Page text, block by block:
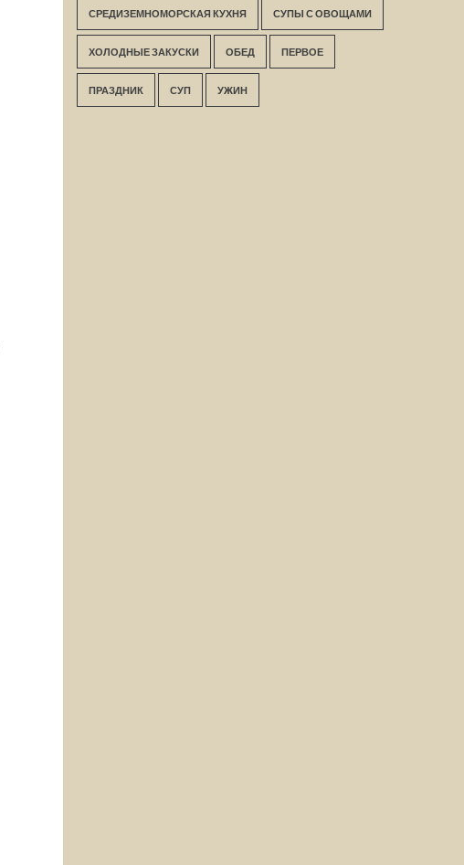
СРЕДИЗЕМНОМОРСКАЯ КУХНЯ СУПЫ С ОВОЩАМИ
ХОЛОДНЫЕ ЗАКУСКИ ОБЕД ПЕРВОЕ
ПРАЗДНИК СУП УЖИН